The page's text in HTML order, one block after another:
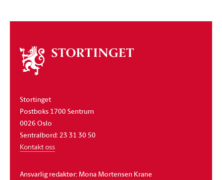
Om
stortinget
Stortinget
Postboks 1700 Sentrum
0026 Oslo
Sentralbord: 23 31 30 50
Kontakt oss
Ansvarlig redaktør: Mona Mortensen Krane